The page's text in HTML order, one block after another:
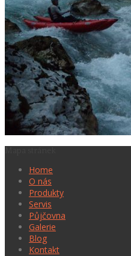
Home
O nás
Produkty
Servis
Půjčovna
Galerie
Blog
Kontakt